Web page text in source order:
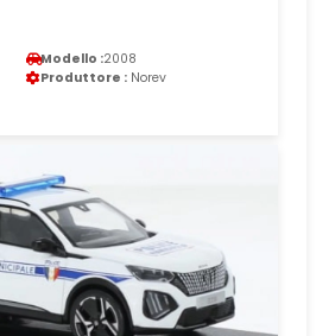
Modello :2008
Produttore : Norev